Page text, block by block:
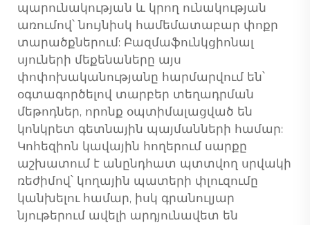
պարունակության և կրող ունակության
առումով՝ նույնիսկ համեմատաբար փոքր
տարածքներում: Բազմաֆունկցիոնալ
սյուների մեքենաները այս
փոփոխականությանը հարմարվում են՝
օգտագործելով տարբեր տեղադրման
մեթոդներ, որոնք օպտիմալացված են
կոնկրետ գետնային պայմանների համար:
Կոհեզիոն կավային հողերում սարքը
աշխատում է անընդհատ պտտվող սրվակի
ռեժիմով՝ կողային պատերի փլուզումը
կանխելու համար, իսկ գրանուլյար
նյութերում ավելի արդյունավետ են